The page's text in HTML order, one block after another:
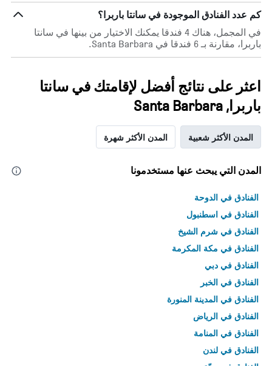
كم عدد الفنادق الموجودة في سانتا باربرا؟
في المجمل، هناك 4 فندقا يمكنك الاختيار من بينها في سانتا
باربرا، مقارنة بـ 6 فندقا في Santa Barbara.
اعثر على نتائج أفضل لإقامتك في سانتا
باربرا, Santa Barbara
المدن الأكثر شعبية المدن الأكثر شهرة
المدن التي يبحث عنها مستخدمونا
الفنادق في الدوحة
الفنادق في اسطنبول
الفنادق في شرم الشيخ
الفنادق في مكة المكرمة
الفنادق في دبي
الفنادق في الخبر
الفنادق في المدينة المنورة
الفنادق في الرياض
الفنادق في المنامة
الفنادق في لندن